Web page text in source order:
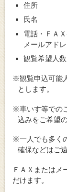
住所
氏名
電話・ＦＡ
メールアド
観覧希望人数
※観覧申込可能
とします。
※車いす等での
込みをご希望
※一人でも多く
確保などはご
ＦＡＸまたはメ
だけます。